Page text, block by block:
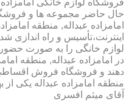
فروشگاه لوازم خانگی امامزاده
حال حاضر مجموعه ها و
امامزاده عبداله, منطقه
اینترنت،تأسیس و راه اندازی
لوازم خانگی را به صورت
در امامزاده عبداله, منطقه
دهند و فروشگاه فروش اقساطی
آقای میثم افسری